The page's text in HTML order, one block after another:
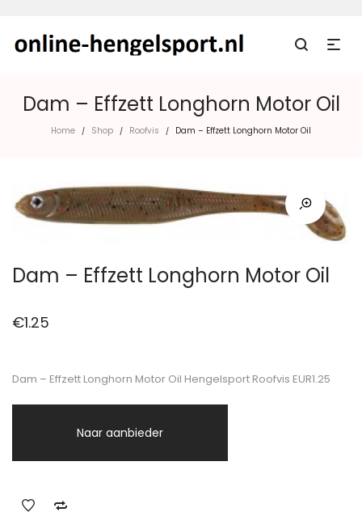
Dam – Effzett Longhorn Motor Oil
Home / Shop / Roofvis / Dam – Effzett Longhorn Motor Oil
Dam – Effzett Longhorn Motor Oil
€1.25
Dam – Effzett Longhorn Motor Oil Hengelsport Roofvis EUR1.25
Naar aanbieder